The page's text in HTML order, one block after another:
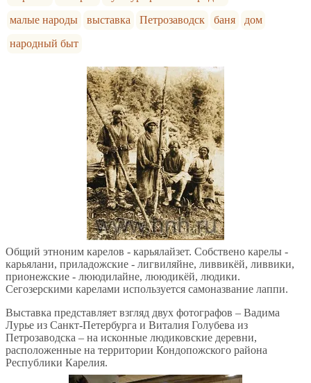
малые народы
выставка Петрозаводск баня
дом
народный быт
Общий этноним карелов - карьялайзет. Собствено карелы -
карьялани, приладожские - лигвиляйне, ливвикёй, ливвики,
прионежские - лююдилайне, лююдикёй, людики.
Сегозерскими карелами используется самоназвание лаппи.
Выставка представляет взгляд двух фотографов – Вадима
Лурье из Санкт-Петербурга и Виталия Голубева из
Петрозаводска – на исконные людиковские деревни,
расположенные на территории Кондопожского района
Республики Карелия.